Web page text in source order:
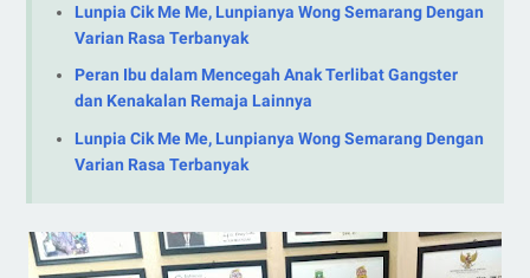
Lunpia Cik Me Me, Lunpianya Wong Semarang Dengan
Varian Rasa Terbanyak
Peran Ibu dalam Mencegah Anak Terlibat Gangster
dan Kenakalan Remaja Lainnya
Lunpia Cik Me Me, Lunpianya Wong Semarang Dengan
Varian Rasa Terbanyak